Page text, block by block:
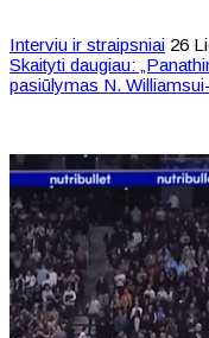
Interviu ir straipsniai 26
Skaityti daugiau:
pasiūlymas N.